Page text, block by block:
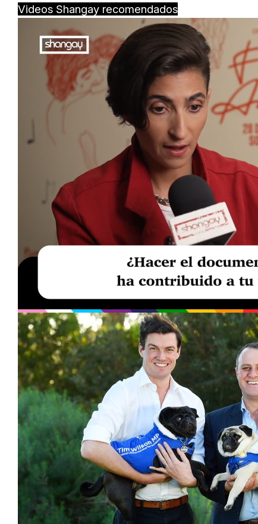
Videos Shangay recomendados
20.99%